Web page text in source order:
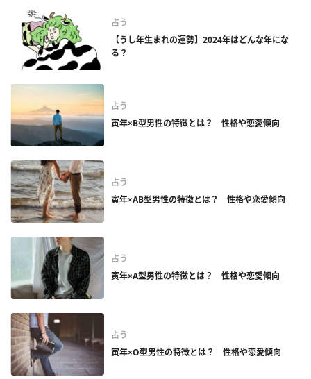
占う
【うし年生まれの運勢】2024年はどんな年にな
る？
占う
寅年×B型男性の特徴とは？ 性格や恋愛傾向
占う
寅年×AB型男性の特徴とは？ 性格や恋愛傾向
占う
寅年×A型男性の特徴とは？ 性格や恋愛傾向
占う
寅年×O型男性の特徴とは？ 性格や恋愛傾向